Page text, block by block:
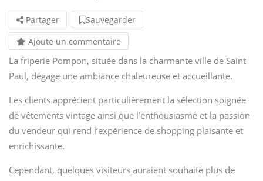
Partager
Sauvegarder
Ajoute un commentaire
La friperie Pompon, située dans la charmante ville de Saint
Paul, dégage une ambiance chaleureuse et accueillante.
Les clients apprécient particulièrement la sélection soignée
de vêtements vintage ainsi que l’enthousiasme et la passion
du vendeur qui rend l’expérience de shopping plaisante et
enrichissante.
Cependant, quelques visiteurs auraient souhaité plus de